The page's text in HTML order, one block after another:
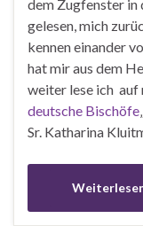
dem Zugfenster in
gelesen, mich
kennen einander
hat mir aus dem
weiter lese ich auf
deutsche Bischöfe
Sr. Katharina